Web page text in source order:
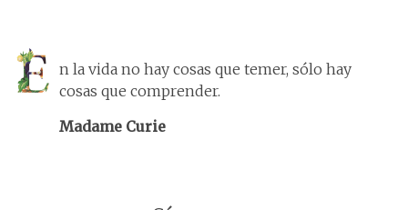
n la vida no hay cosas que temer, sólo hay
cosas que comprender.
Madame Curie